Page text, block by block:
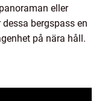
eller
bergspass en
på nära håll.